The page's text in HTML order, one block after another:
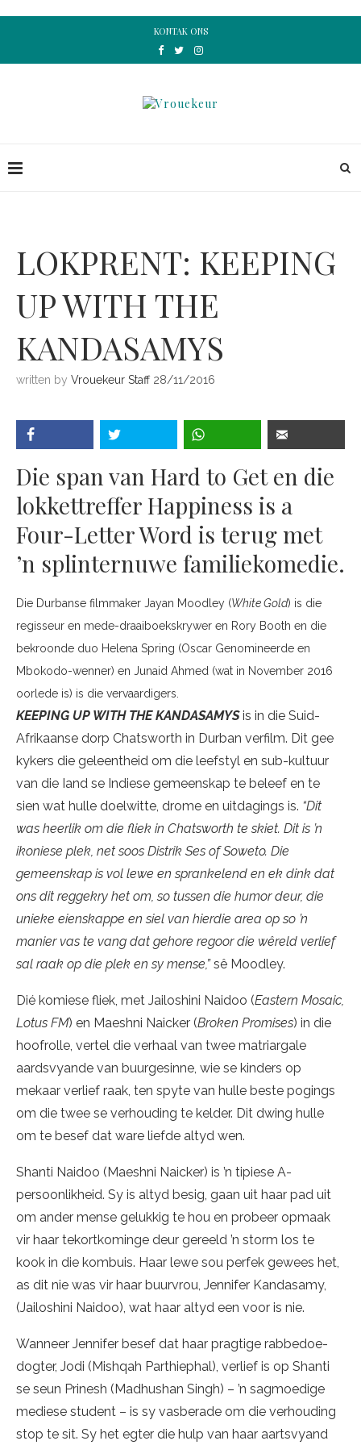
KONTAK ONS
LOKPRENT: KEEPING
UP WITH THE
KANDASAMYS
written by Vrouekeur Staff 28/11/2016
Die span van Hard to Get en die
lokkettreffer Happiness is a
Four-Letter Word is terug met
’n splinternuwe familiekomedie.
Die Durbanse filmmaker Jayan Moodley (White Gold) is die
regisseur en mede-draaiboekskrywer en Rory Booth en die
bekroonde duo Helena Spring (Oscar Genomineerde en
Mbokodo-wenner) en Junaid Ahmed (wat in November 2016
oorlede is) is die vervaardigers.
KEEPING UP WITH THE KANDASAMYSis in die Suid-
Afrikaanse dorp Chatsworth in Durban verfilm. Dit gee
kykers die geleentheid om die leefstyl en sub-kultuur
van die Iand se Indiese gemeenskap te beleef en te
sien wat hulle doelwitte, drome en uitdagings is. “Dit
was heerlik om die fliek in Chatsworth te skiet. Dit is ’n
ikoniese plek, net soos Distrik Ses of Soweto. Die
gemeenskap is vol lewe en sprankelend en ek dink dat
ons dit reggekry het om, so tussen die humor deur, die
unieke eienskappe en siel van hierdie area op so ’n
manier vas te vang dat gehore regoor die wêreld verlief
sal raak op die plek en sy mense,”sê Moodley.
Dié komiese fliek, met Jailoshini Naidoo (Eastern Mosaic,
Lotus FM) en Maeshni Naicker (Broken Promises) in die
hoofrolle, vertel die verhaal van twee matriargale
aardsvyande van buurgesinne, wie se kinders op
mekaar verlief raak, ten spyte van hulle beste pogings
om die twee se verhouding te kelder. Dit dwing hulle
om te besef dat ware liefde altyd wen.
Shanti Naidoo (Maeshni Naicker) is ’n tipiese A-
persoonlikheid. Sy is altyd besig, gaan uit haar pad uit
om ander mense gelukkig te hou en probeer opmaak
vir haar tekortkominge deur gereeld ’n storm los te
kook in die kombuis. Haar lewe sou perfek gewees het,
as dit nie was vir haar buurvrou, Jennifer Kandasamy,
(Jailoshini Naidoo), wat haar altyd een voor is nie.
Wanneer Jennifer besef dat haar pragtige rabbedoe-
dogter, Jodi (Mishqah Parthiephal), verlief is op Shanti
se seun Prinesh (Madhushan Singh) – ’n sagmoedige
mediese student – is sy vasberade om die verhouding
stop te sit. Sy het egter die hulp van haar aartsvyand